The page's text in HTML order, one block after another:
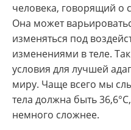
человека, говорящий о
Она может
изменяться под
изменениями в теле.
условия для лучшей
миру. Чаще всего мы
тела должна быть
немного сложнее.